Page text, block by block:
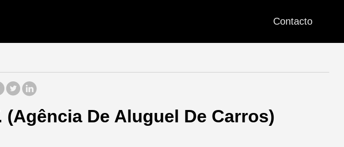
Contacto
De Aluguel De Carros)